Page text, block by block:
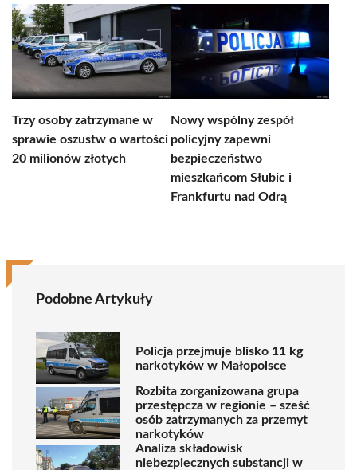
Trzy osoby zatrzymane w
sprawie oszustw o wartości
20 milionów złotych
Nowy wspólny zespół
policyjny zapewni
bezpieczeństwo
mieszkańcom Słubic i
Frankfurtu nad Odrą
Podobne Artykuły
Policja przejmuje blisko 11 kg
narkotyków w Małopolsce
Rozbita zorganizowana grupa
przestępcza w regionie – sześć
osób zatrzymanych za przemyt
narkotyków
Analiza składowisk
niebezpiecznych substancji w